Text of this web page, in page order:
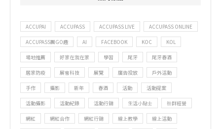
ACCUPAI ACCUPASS ACCUPASS LIVE ACCUPASS ONLINE
ACCUPASS團GO趣 AI FACEBOOK KOC KOL
場地推薦 好家在我在家 學習 尾牙 尾牙春酒
居家防疫 展會科技 展覽 廣告投放 戶外活動
手作 攝影 新年 春酒 活動 活動提案
活動攝影 活動紀錄 活動行銷 生活小貼士 社群經營
網紅 網紅合作 網紅行銷 線上教學 線上活動